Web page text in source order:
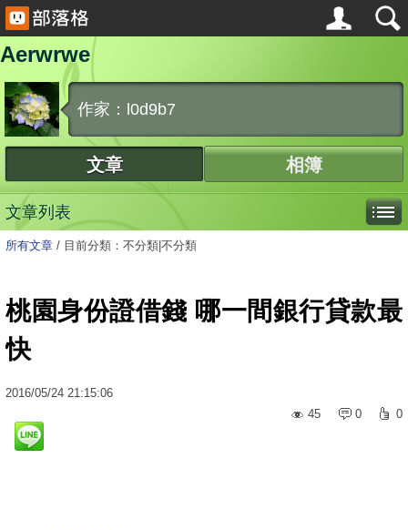
Aerwrwe
作家：l0d9b7
文章 相簿
文章列表
所有文章 / 目前分類：不分類|不分類
桃園身份證借錢 哪一間銀行貸款最
快
2016/05/24 21:15:06
45
0 0